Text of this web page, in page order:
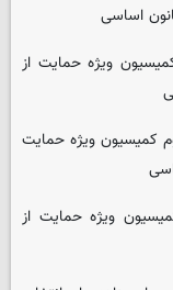
اول کمیسیون ویژه حمایت از
عنوان دبیر دوم کمیسیون ویژه حمایت
کمیسیون ویژه حمایت از